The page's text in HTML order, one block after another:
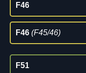
F46
F46 (F45/46)
F51